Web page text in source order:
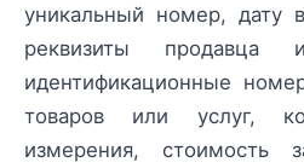
уникальный номер, дату
реквизиты продавца
идентификационные
товаров или услуг,
измерения, стоимость